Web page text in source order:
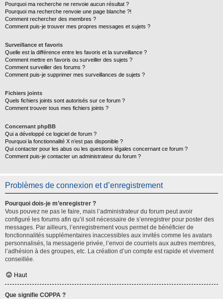
Pourquoi ma recherche ne renvoie aucun résultat ?
Pourquoi ma recherche renvoie une page blanche ?!
Comment rechercher des membres ?
Comment puis-je trouver mes propres messages et sujets ?
Surveillance et favoris
Quelle est la différence entre les favoris et la surveillance ?
Comment mettre en favoris ou surveiller des sujets ?
Comment surveiller des forums ?
Comment puis-je supprimer mes surveillances de sujets ?
Fichiers joints
Quels fichiers joints sont autorisés sur ce forum ?
Comment trouver tous mes fichiers joints ?
Concernant phpBB
Qui a développé ce logiciel de forum ?
Pourquoi la fonctionnalité X n’est pas disponible ?
Qui contacter pour les abus ou les questions légales concernant ce forum ?
Comment puis-je contacter un administrateur du forum ?
Problèmes de connexion et d’enregistrement
Pourquoi dois-je m’enregistrer ?
Vous pouvez ne pas le faire, mais l’administrateur du forum peut avoir
configuré les forums afin qu’il soit nécessaire de s’enregistrer pour poster des
messages. Par ailleurs, l’enregistrement vous permet de bénéficier de
fonctionnalités supplémentaires inaccessibles aux invités comme les avatars
personnalisés, la messagerie privée, l’envoi de courriels aux autres membres,
l’adhésion à des groupes, etc. La création d’un compte est rapide et vivement
conseillée.
Haut
Que signifie COPPA ?